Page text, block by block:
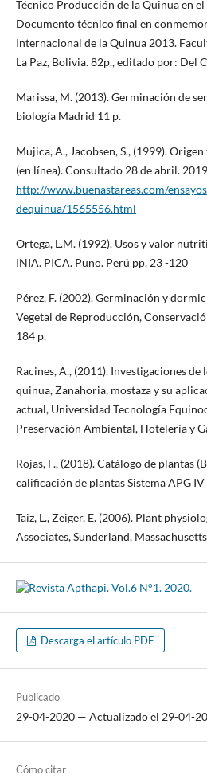
Técnico Producción de la Quinua en
Documento técnico final en
Internacional de la Quinua 2013.
La Paz, Bolivia. 82p., editado por: Del
Marissa, M. (2013). Germinación de
biología Madrid 11 p.
Mujica, A., Jacobsen, S., (1999).
(en línea). Consultado 28 de abril.
http://www.buenastareas.com/
dequinua/1565556.html
Ortega, L.M. (1992). Usos y valor
INIA. PICA. Puno. Perú pp. 23 -120
Pérez, F. (2002). Germinación y
Vegetal de Reproducción,
184 p.
Racines, A., (2011). Investigaciones
quinua, Zanahoria, mostaza y su
actual, Universidad Tecnología
Preservación Ambiental, Hotelería y
Rojas, F., (2018). Catálogo de plantas
calificación de plantas Sistema APG IV
Taiz, L., Zeiger, E. (2006). Plant
Associates, Sunderland,
Descarga el artículo PDF
Publicado
29-04-2020 — Actualizado el 29-04-
Cómo citar